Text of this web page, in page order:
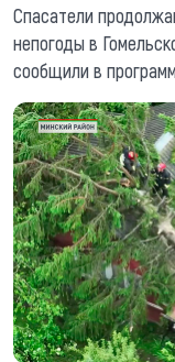
Спасатели
непогоды в
сообщили в